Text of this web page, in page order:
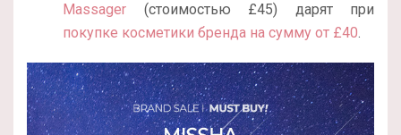
Massager (стоимостью £45) дарят при
покупке косметики бренда на сумму от £40.